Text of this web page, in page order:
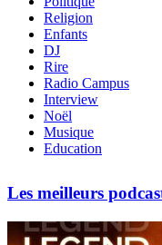
Religion
Enfants
DJ
Rire
Radio Campus
Interview
Noël
Musique
Education
Les meilleurs